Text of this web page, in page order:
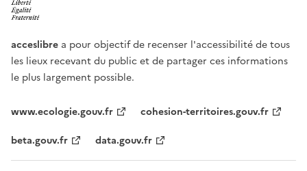
acceslibre a pour objectif de recenser l'accessibilité de tous
les lieux recevant du public et de partager ces informations
le plus largement possible.
www.ecologie.gouv.fr
cohesion-territoires.gouv.fr
beta.gouv.fr
data.gouv.fr